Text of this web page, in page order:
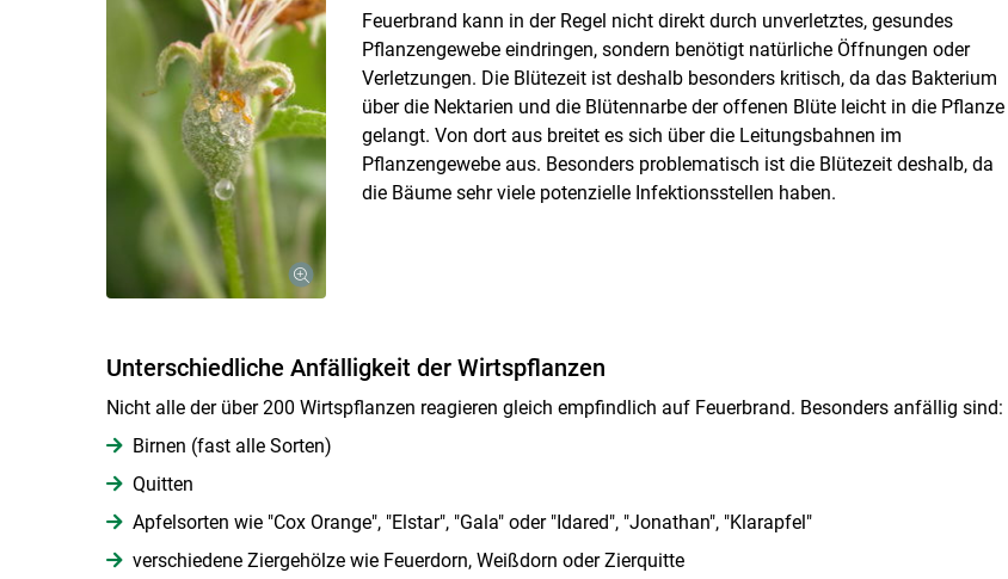
Feuerbrand kann in der Regel nicht direkt durch unverletztes, gesundes
Pflanzengewebe eindringen, sondern benötigt natürliche Öffnungen oder
Verletzungen. Die Blütezeit ist deshalb besonders kritisch, da das Bakterium
über die Nektarien und die Blütennarbe der offenen Blüte leicht in die Pflanze
gelangt. Von dort aus breitet es sich über die Leitungsbahnen im
Pflanzengewebe aus. Besonders problematisch ist die Blütezeit deshalb, da
die Bäume sehr viele potenzielle Infektionsstellen haben.
Unterschiedliche Anfälligkeit der Wirtspflanzen
Nicht alle der über 200 Wirtspflanzen reagieren gleich empfindlich auf Feuerbrand. Besonders anfällig sind:
Birnen (fast alle Sorten)
Quitten
Apfelsorten wie "Cox Orange", "Elstar", "Gala" oder "Idared", "Jonathan", "Klarapfel"
verschiedene Ziergehölze wie Feuerdorn, Weißdorn oder Zierquitte